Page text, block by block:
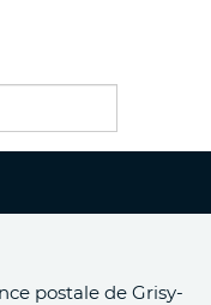
postale de Grisy-